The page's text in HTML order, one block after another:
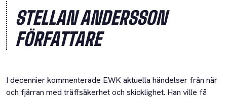
STELLAN ANDERSSON
FÖRFATTARE
I decennier kommenterade EWK aktuella händelser från när
och fjärran med träffsäkerhet och skicklighet. Han ville få